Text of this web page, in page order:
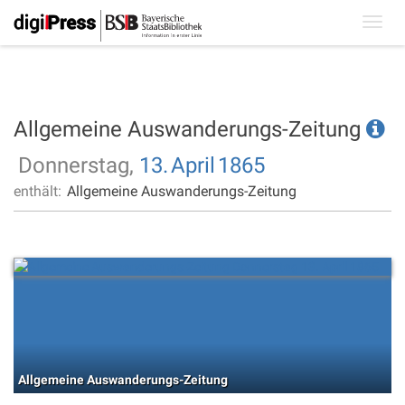
Allgemeine Auswanderungs-Zeitung
Donnerstag, 13.April 1865
enthält: Allgemeine Auswanderungs-Zeitung
Allgemeine Auswanderungs-Zeitung